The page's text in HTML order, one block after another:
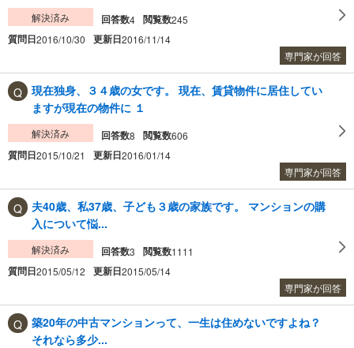
解決済み 回答数4 閲覧数245
質問日2016/10/30 更新日2016/11/14
専門家が回答
現在独身、３４歳の女です。 現在、賃貸物件に居住してい
ますが現在の物件に １
解決済み 回答数8 閲覧数606
質問日2015/10/21 更新日2016/01/14
専門家が回答
夫40歳、私37歳、子ども３歳の家族です。 マンションの購
入について悩...
解決済み 回答数3 閲覧数1111
質問日2015/05/12 更新日2015/05/14
専門家が回答
築20年の中古マンションって、一生は住めないですよね？
それなら多少...